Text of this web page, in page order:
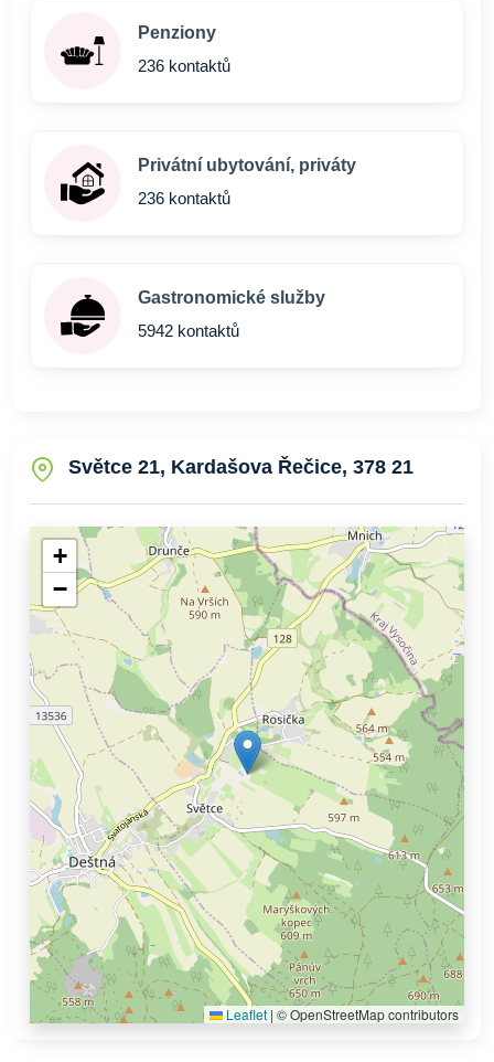
Penziony
236 kontaktů
Privátní ubytování, priváty
236 kontaktů
Gastronomické služby
5942 kontaktů
Světce 21, Kardašova Řečice, 378 21
+
−
Leaflet | © OpenStreetMap contributors